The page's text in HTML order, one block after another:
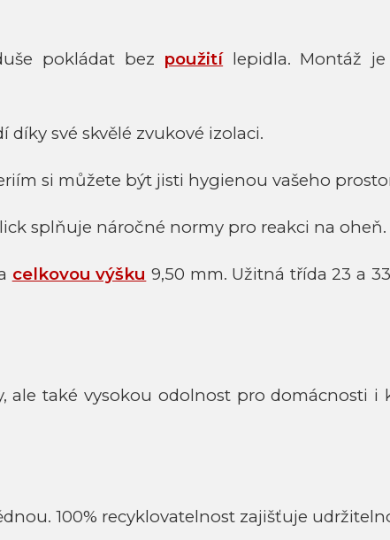
pokládat bez použitílepidla. Montáž je
své skvělé zvukové izolaci.
si můžete být jisti hygienou vašeho
splňuje náročné normy pro reakci na oheň.
celkovou výšku 9,50 mm. Užitná třída 23 a
ale také vysokou odolnost pro domácnosti i
100% recyklovatelnost zajišťuje